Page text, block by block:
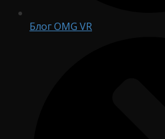
Блог OMG VR